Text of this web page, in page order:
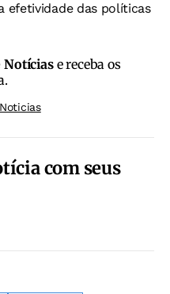
efetividade das políticas
Notíciase receba os
com seus